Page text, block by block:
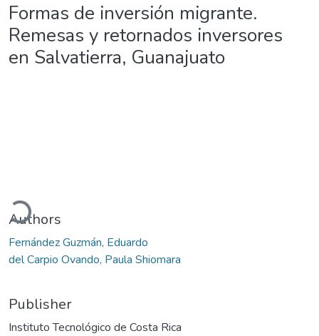
Formas de inversión migrante.
Remesas y retornados inversores
en Salvatierra, Guanajuato
Loading...
Authors
Fernández Guzmán, Eduardo
del Carpio Ovando, Paula Shiomara
Publisher
Instituto Tecnológico de Costa Rica